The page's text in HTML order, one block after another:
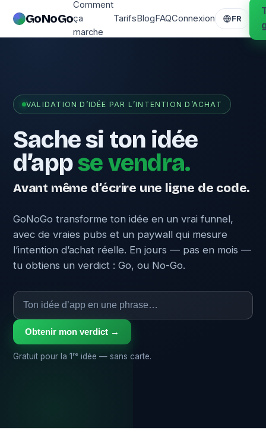
GoNoGo
Comment
ça
marche
TarifsBlogFAQConnexion FR
VALIDATION D’IDÉE PAR L’INTENTION D’ACHAT
Sache si ton idée
d’appse vendra.
Avant même d’écrire une ligne de code.
GoNoGo transforme ton idée en un vrai funnel,
avec de vraies pubs et un paywall qui mesure
l’intention d’achat réelle. En jours — pas en mois —
tu obtiens un verdict : Go, ou No-Go.
Obtenir mon verdict →
Gratuit pour la 1ʳᵉ idée — sans carte.